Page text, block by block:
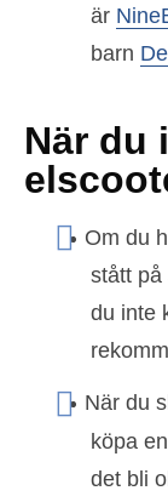
är
barn
När du
Om du
stått på
du inte
När du
köpa
det bli